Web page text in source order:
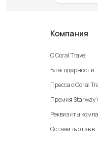
Компания
О Coral Travel
Благодарности
Пресса о Coral
Премия Starway
Реквизиты
Оставить отзыв